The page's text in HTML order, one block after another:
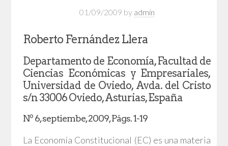
01/09/2009 by admin
Roberto Fernández Llera
Departamento de Economía, Facultad de
Ciencias Económicas y Empresariales,
Universidad de Oviedo, Avda. del Cristo
s/n 33006 Oviedo, Asturias, España
Nº 6, septiembe, 2009, Págs. 1-19
La Economía Constitucional (EC) es una materia